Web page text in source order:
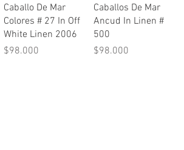
Vista rápida
Caballo De Mar
Colores # 27 In Off
White Linen 2006
Precio
$98.000
Vista rápida
Caballos De Mar
Ancud In Linen #
500
Precio
$98.000